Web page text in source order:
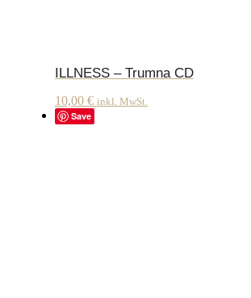
ILLNESS – Trumna CD
10,00 € inkl. MwSt.
Save